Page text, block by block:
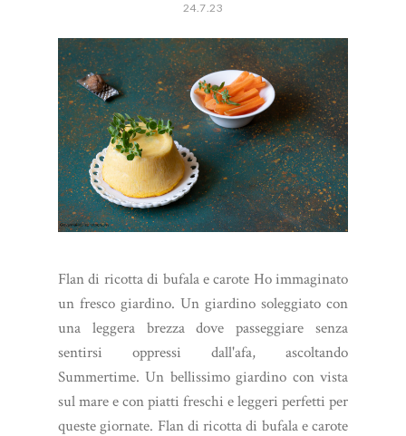
24.7.23
Flan di ricotta di bufala e carote Ho immaginato
un fresco giardino. Un giardino soleggiato con
una leggera brezza dove passeggiare senza
sentirsi oppressi dall'afa, ascoltando
Summertime. Un bellissimo giardino con vista
sul mare e con piatti freschi e leggeri perfetti per
queste giornate. Flan di ricotta di bufala e carote